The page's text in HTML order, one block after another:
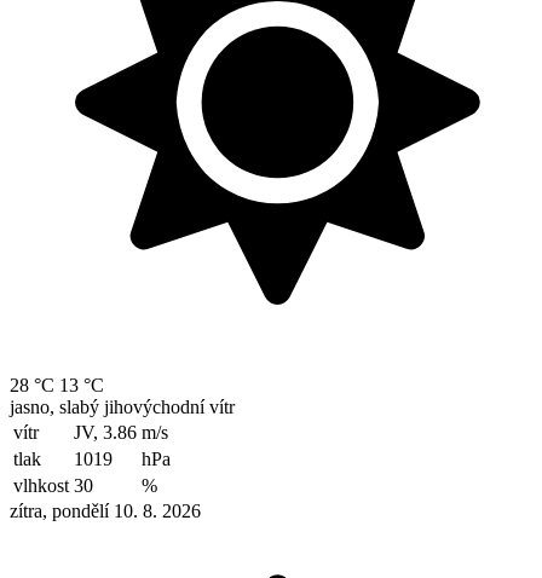
28 °C 13 °C
jasno, slabý jihovýchodní vítr
vítr
JV, 3.86 m/s
tlak
1019
hPa
vlhkost 30
%
zítra, pondělí 10. 8. 2026